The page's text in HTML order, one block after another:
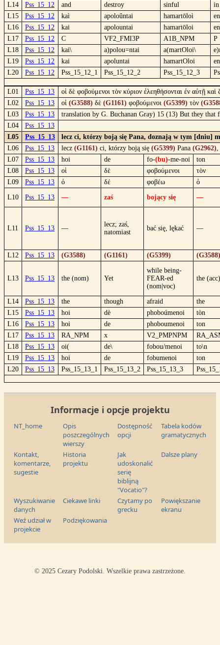
L14 Pss_15_12 and destroy sinful
in
L15
Pss_15_12 kaì apoloûntai hamartōloì
en
L16
Pss_15_12 kai apolountai hamartōloi
en
L17
Pss_15_12 C VF2_FMI3P A1B_NPM
P
L18
Pss_15_12 kai\ a)polou=ntai a(martOloi\
L19
Pss_15_12 kai apoluntai hamartOloi
en
L20
Pss_15_12 Pss_15_12_1 Pss_15_12_2 Pss_15_12_3
L01 Pss_15_13
οἱ δὲ φοβούμενοι τὸν κύριον ἐλεηθήσονται ἐν αὐτῇ
L02
Pss_15_13 οἱ (G3588) δὲ (G1161) φοβούμενοι (G5399) τὸν
L03
Pss_15_13
translation by G. Buchanan Gray) 15 (13) But they
L04
Pss_15_13
L05
Pss_15_13
lecz ci, którzy boją się Pana, doznają w tym [dniu]
L06
Pss_15_13 lecz (G1161) ci, którzy boją się (G5399) Pana (G2962),
L07
Pss_15_13 hoi de fo-(bu)-me-noi
ton
L08
Pss_15_13 οἱ δὲ φοβούμενοι
τὸν
L09
Pss_15_13 ὁ δέ φοβέω ὁ
L10 Pss_15_13 — zaś bojący się —
L11 Pss_15_13 —
lecz; zaś,
natomiast
bać się, lękać —
L12 Pss_15_13 (G3588) (G1161) (G5399) (G3588)
L13 Pss_15_13 the (nom) Yet
while being-
FEAR-ed
(nom|voc)
the (acc)
L14 Pss_15_13 the though afraid
the
L15
Pss_15_13 hoi dè phoboúmenoi
tòn
L16
Pss_15_13 hoi de phoboumenoi
ton
L17
Pss_15_13 RA_NPM x V2_PMPNPM
L18
Pss_15_13 oi( de\ fobou/menoi
to\n
L19
Pss_15_13 hoi de fobumenoi
ton
L20
Pss_15_13 Pss_15_13_1 Pss_15_13_2 Pss_15_13_3
Informacje i opcje projektu
NT_home
Opis
poszczególnych
wierszy
Dostępność
opcji
Tabela kodów
gramatycznych
Kontakt,
komentarze,
sugestie
Historia
projektu
Jak
udoskonalić
serię
biblijną
"Vocatio"?
Dalsze plany
Wyszukiwanie
danych
Ciekawe linki
Czytamy po
grecku
Powiększanie
ekranu
Weź udział w
projekcie
Podziękowania
© 2025 Cezary Podolski. Wszelkie prawa zastrzeżone.